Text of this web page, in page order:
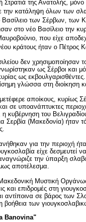
της Ανατολής,
κατάληψη όλων των
Βασίλειο των Σέρβων, των
στο νέο Βασίλειο την
που είχε
κράτους ήταν ο Πέτρος
δεν χρησιμοποίησαν
ως Σέρβοι και
ως
γλώσσα στη διοίκηση
αποίκους, κυρίως
σε υποανάπτυκτες
κυβέρνηση του
Σερβία (Μακεδονία) ήταν
για την περιοχή
είχε δεσμευτεί
την ύπαρξη
αποτέλεσμα.
Μυστική
και επιδρομές στη
αντίποινα σε βάρος των
των
Banovina"